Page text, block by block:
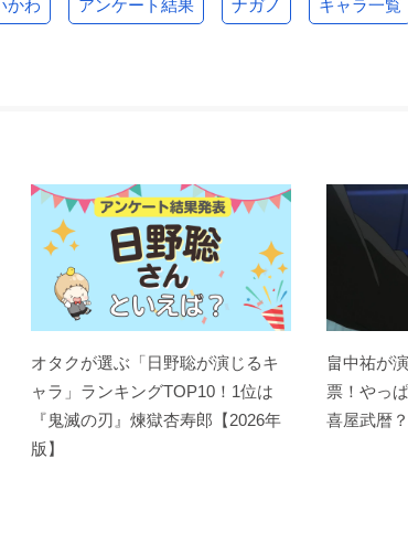
かわ アンケート結果 ナガノ キャラ一覧
オタクが選ぶ「日野聡が演じるキ
ャラ」ランキングTOP10！1位は
『鬼滅の刃』煉󠄁獄杏寿郎【2026年
版】
畠中祐が
票！やっ
喜屋武暦